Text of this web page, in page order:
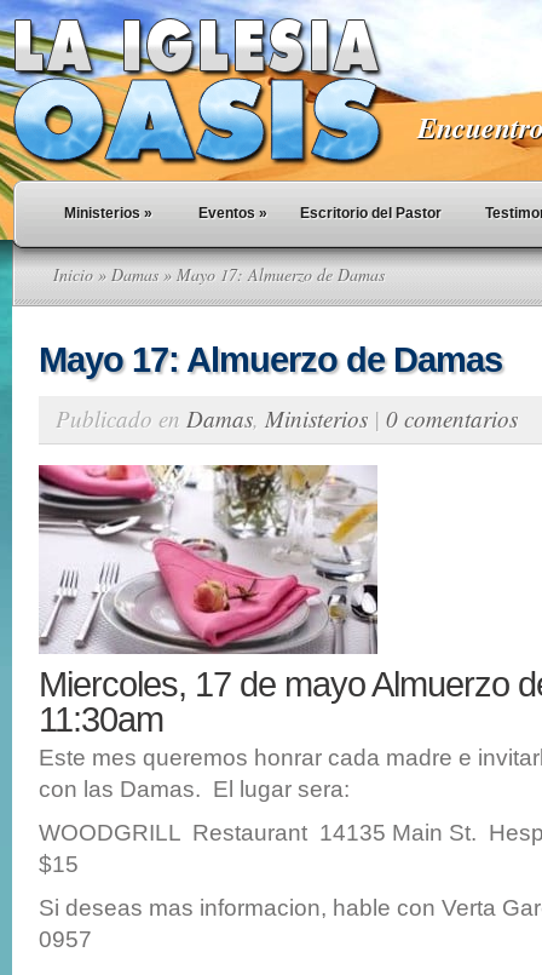
Ministerios » Eventos » Escritorio del Pastor
Inicio » Damas» Mayo 17: Almuerzo de Damas
Mayo 17: Almuerzo de Damas
Publicado en Damas, Ministerios | 0 comentarios
Miercoles, 17 de mayo Almuerzo
11:30am
Este mes queremos honrar cada madre e
con las Damas. El lugar sera:
WOODGRILL Restaurant 14135 Main St.
$15
Si deseas mas informacion, hable con Verta
0957